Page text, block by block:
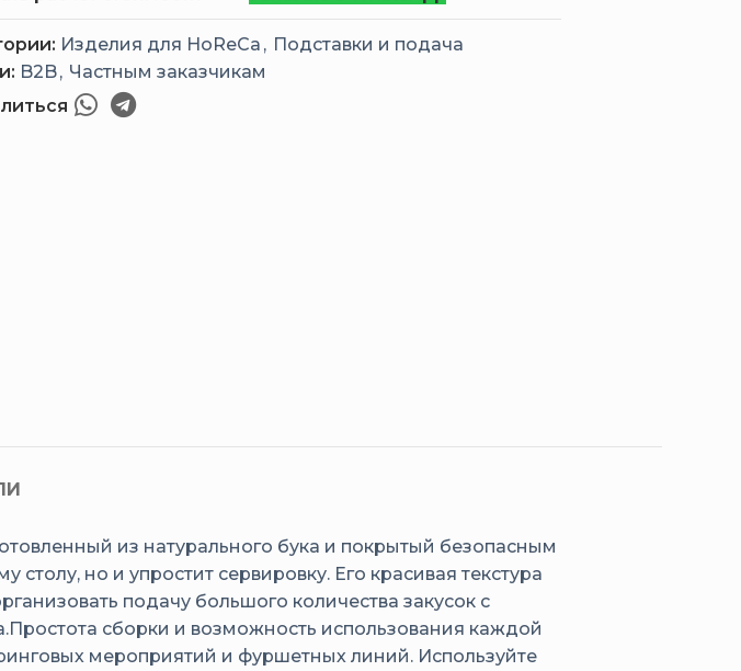
Изделия для HoReCa , Подставки и подача
B2B, Частным заказчикам
из натурального бука и покрытый безопасным
но и упростит сервировку. Его красивая текстура
подачу большого количества закусок с
сборки и возможность использования каждой
мероприятий и фуршетных линий. Используйте